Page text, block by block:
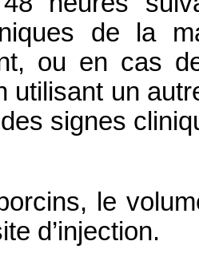
de la
ou en cas
utilisant un
signes
le
d’injection.